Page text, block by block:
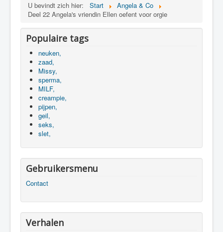
U bevindt zich hier:
Start
Angela & Co
Deel 22 Angela's vriendin Ellen oefent voor orgie
Populaire tags
neuken,
zaad,
Missy,
sperma,
MILF,
creampie,
pijpen,
geil,
seks,
slet,
Gebruikersmenu
Contact
Verhalen